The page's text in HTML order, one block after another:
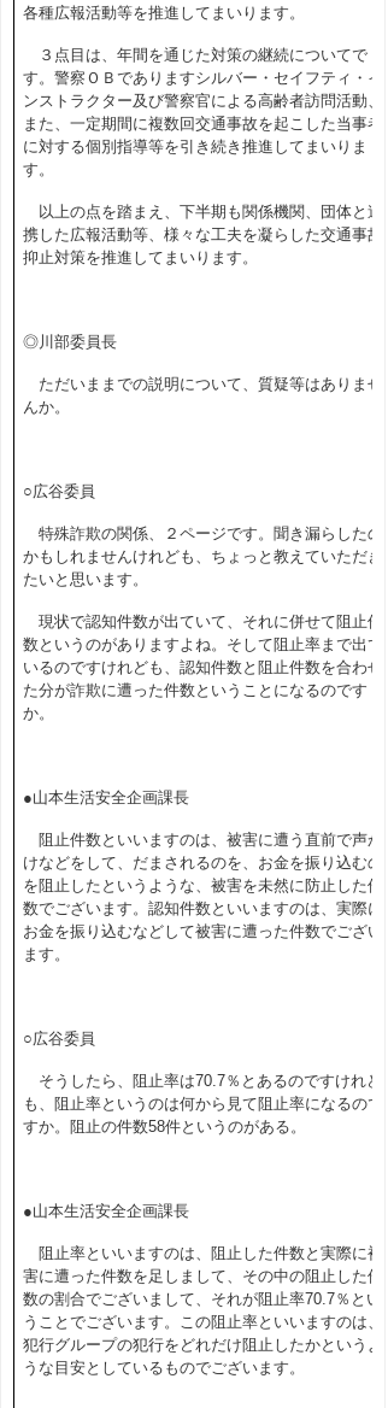
各種広報活動等を推進してまいります。
３点目は、年間を通じた対策の継続についてで
す。警察ＯＢでありますシルバー・セイフティ・イ
ンストラクター及び警察官による高齢者訪問活動、
また、一定期間に複数回交通事故を起こした当事者
に対する個別指導等を引き続き推進してまいりま
す。
以上の点を踏まえ、下半期も関係機関、団体と連
携した広報活動等、様々な工夫を凝らした交通事故
抑止対策を推進してまいります。
◎川部委員長
ただいままでの説明について、質疑等はありませ
んか。
○広谷委員
特殊詐欺の関係、２ページです。聞き漏らしたの
かもしれませんけれども、ちょっと教えていただき
たいと思います。
現状で認知件数が出ていて、それに併せて阻止件
数というのがありますよね。そして阻止率まで出て
いるのですけれども、認知件数と阻止件数を合わせ
た分が詐欺に遭った件数ということになるのです
か。
●山本生活安全企画課長
阻止件数といいますのは、被害に遭う直前で声か
けなどをして、だまされるのを、お金を振り込むの
を阻止したというような、被害を未然に防止した件
数でございます。認知件数といいますのは、実際に
お金を振り込むなどして被害に遭った件数でござい
ます。
○広谷委員
そうしたら、阻止率は70.7％とあるのですけれど
も、阻止率というのは何から見て阻止率になるので
すか。阻止の件数58件というのがある。
●山本生活安全企画課長
阻止率といいますのは、阻止した件数と実際に被
害に遭った件数を足しまして、その中の阻止した件
数の割合でございまして、それが阻止率70.7％とい
うことでございます。この阻止率といいますのは、
犯行グループの犯行をどれだけ阻止したかというよ
うな目安としているものでございます。